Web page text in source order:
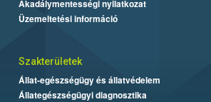
Akadálymentességi nyilatkozat
Üzemeltetési információ
Szakterületek
Állat-egészségügy és állatvédelem
Állategészségügyi diagnosztika